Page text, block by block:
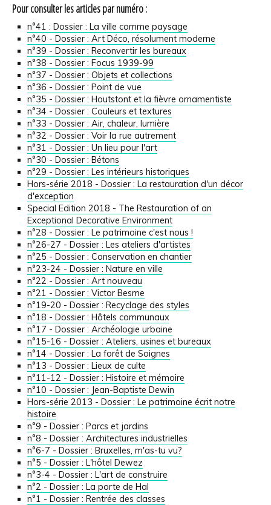
Pour consulter les articles par numéro :
n°41 : Dossier : La ville comme paysage
n°40 - Dossier : Art Déco, résolument moderne
n°39 - Dossier : Reconvertir les bureaux
n°38 - Dossier : Focus 1939-99
n°37 - Dossier : Objets et collections
n°36 - Dossier : Point de vue
n°35 - Dossier : Houtstont et la fièvre ornamentiste
n°34 - Dossier : Couleurs et textures
n°33 - Dossier : Air, chaleur, lumière
n°32 - Dossier : Voir la rue autrement
n°31 - Dossier : Un lieu pour l'art
n°30 - Dossier : Bétons
n°29 - Dossier : Les intérieurs historiques
Hors-série 2018 - Dossier : La restauration d'un décor
d'exception
Special Edition 2018 - The Restauration of an
Exceptional Decorative Environment
n°28 - Dossier : Le patrimoine c'est nous !
n°26-27 - Dossier : Les ateliers d'artistes
n°25 - Dossier : Conservation en chantier
n°23-24 - Dossier : Nature en ville
n°22 - Dossier : Art nouveau
n°21 - Dossier : Victor Besme
n°19-20 - Dossier : Recyclage des styles
n°18 - Dossier : Hôtels communaux
n°17 - Dossier : Archéologie urbaine
n°15-16 - Dossier : Ateliers, usines et bureaux
n°14 - Dossier : La forêt de Soignes
n°13 - Dossier : Lieux de culte
n°11-12 - Dossier : Histoire et mémoire
n°10 - Dossier : Jean-Baptiste Dewin
Hors-série 2013 - Dossier : Le patrimoine écrit notre
histoire
n°9 - Dossier : Parcs et jardins
n°8 - Dossier : Architectures industrielles
n°6-7 - Dossier : Bruxelles, m'as-tu vu?
n°5 - Dossier : L'hôtel Dewez
n°3-4 - Dossier : L'art de construire
n°2 - Dossier : La porte de Hal
n°1 - Dossier : Rentrée des classes